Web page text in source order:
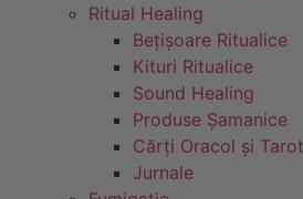
Ritual Healing
Bețișoare Ritualice
Kituri Ritualice
Sound Healing
Produse Șamanice
Cărți Oracol și Tarot
Jurnale